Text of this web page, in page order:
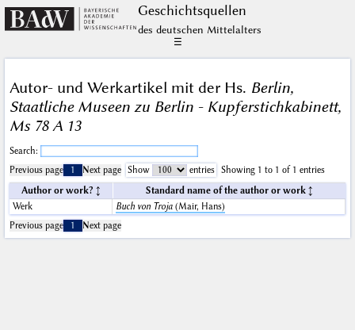
Geschichts­quellen
des deutschen Mittelalters
☰
Autor- und Werkartikel mit der Hs. Berlin,
Staatliche Museen zu Berlin - Kupferstichkabinett,
Ms 78 A 13
Search:
Previous page
1 Next page Show entries
Showing 1 to 1 of 1 entries
Author or work?
Standard name of the author or work
Werk
Buch von Troja(Mair, Hans)
Previous page
1 Next page